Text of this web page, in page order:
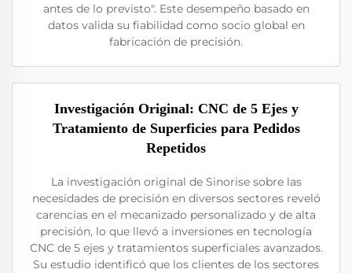
antes de lo previsto". Este desempeño basado en
datos valida su fiabilidad como socio global en
fabricación de precisión.
Investigación Original: CNC de 5 Ejes y
Tratamiento de Superficies para Pedidos
Repetidos
La investigación original de Sinorise sobre las
necesidades de precisión en diversos sectores reveló
carencias en el mecanizado personalizado y de alta
precisión, lo que llevó a inversiones en tecnología
CNC de 5 ejes y tratamientos superficiales avanzados.
Su estudio identificó que los clientes de los sectores